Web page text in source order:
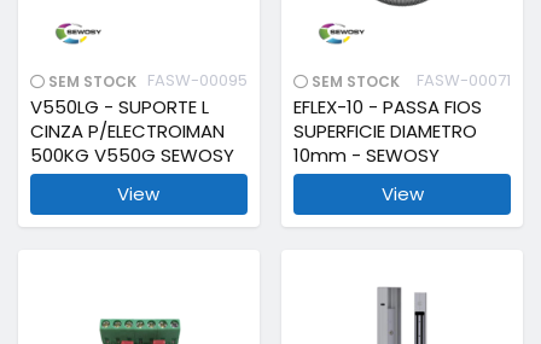
SEM STOCK FASW-00095
V550LG - SUPORTE L
CINZA P/ELECTROIMAN
500KG V550G SEWOSY
View
SEM STOCK FASW-00071
EFLEX-10 - PASSA FIOS
SUPERFICIE DIAMETRO
10mm - SEWOSY
View